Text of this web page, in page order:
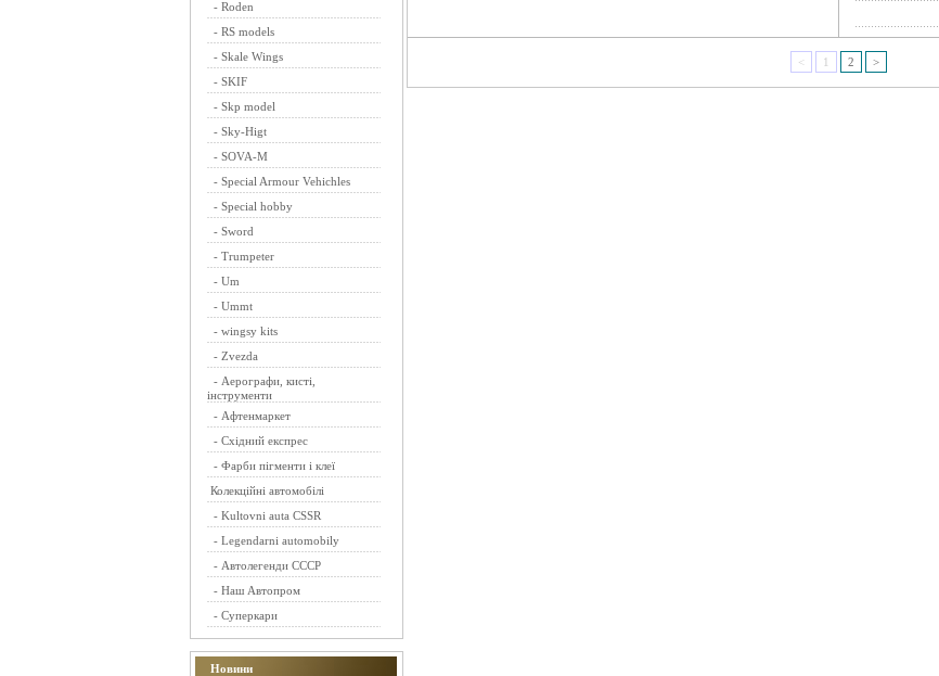
- Roden
- RS models
- Skale Wings
- SKIF
- Skp model
- Sky-Higt
- SOVA-M
- Special Armour Vehichles
- Special hobby
- Sword
- Trumpeter
- Um
- Ummt
- wingsy kits
- Zvezda
- Аерографи, кисті,
інструменти
- Афтенмаркет
- Східний експрес
- Фарби пігменти і клеї
Колекційні автомобілі
- Kultovni auta CSSR
- Legendarni automobily
- Автолегенди СССР
- Наш Автопром
- Суперкари
Новини
< 1 2 >